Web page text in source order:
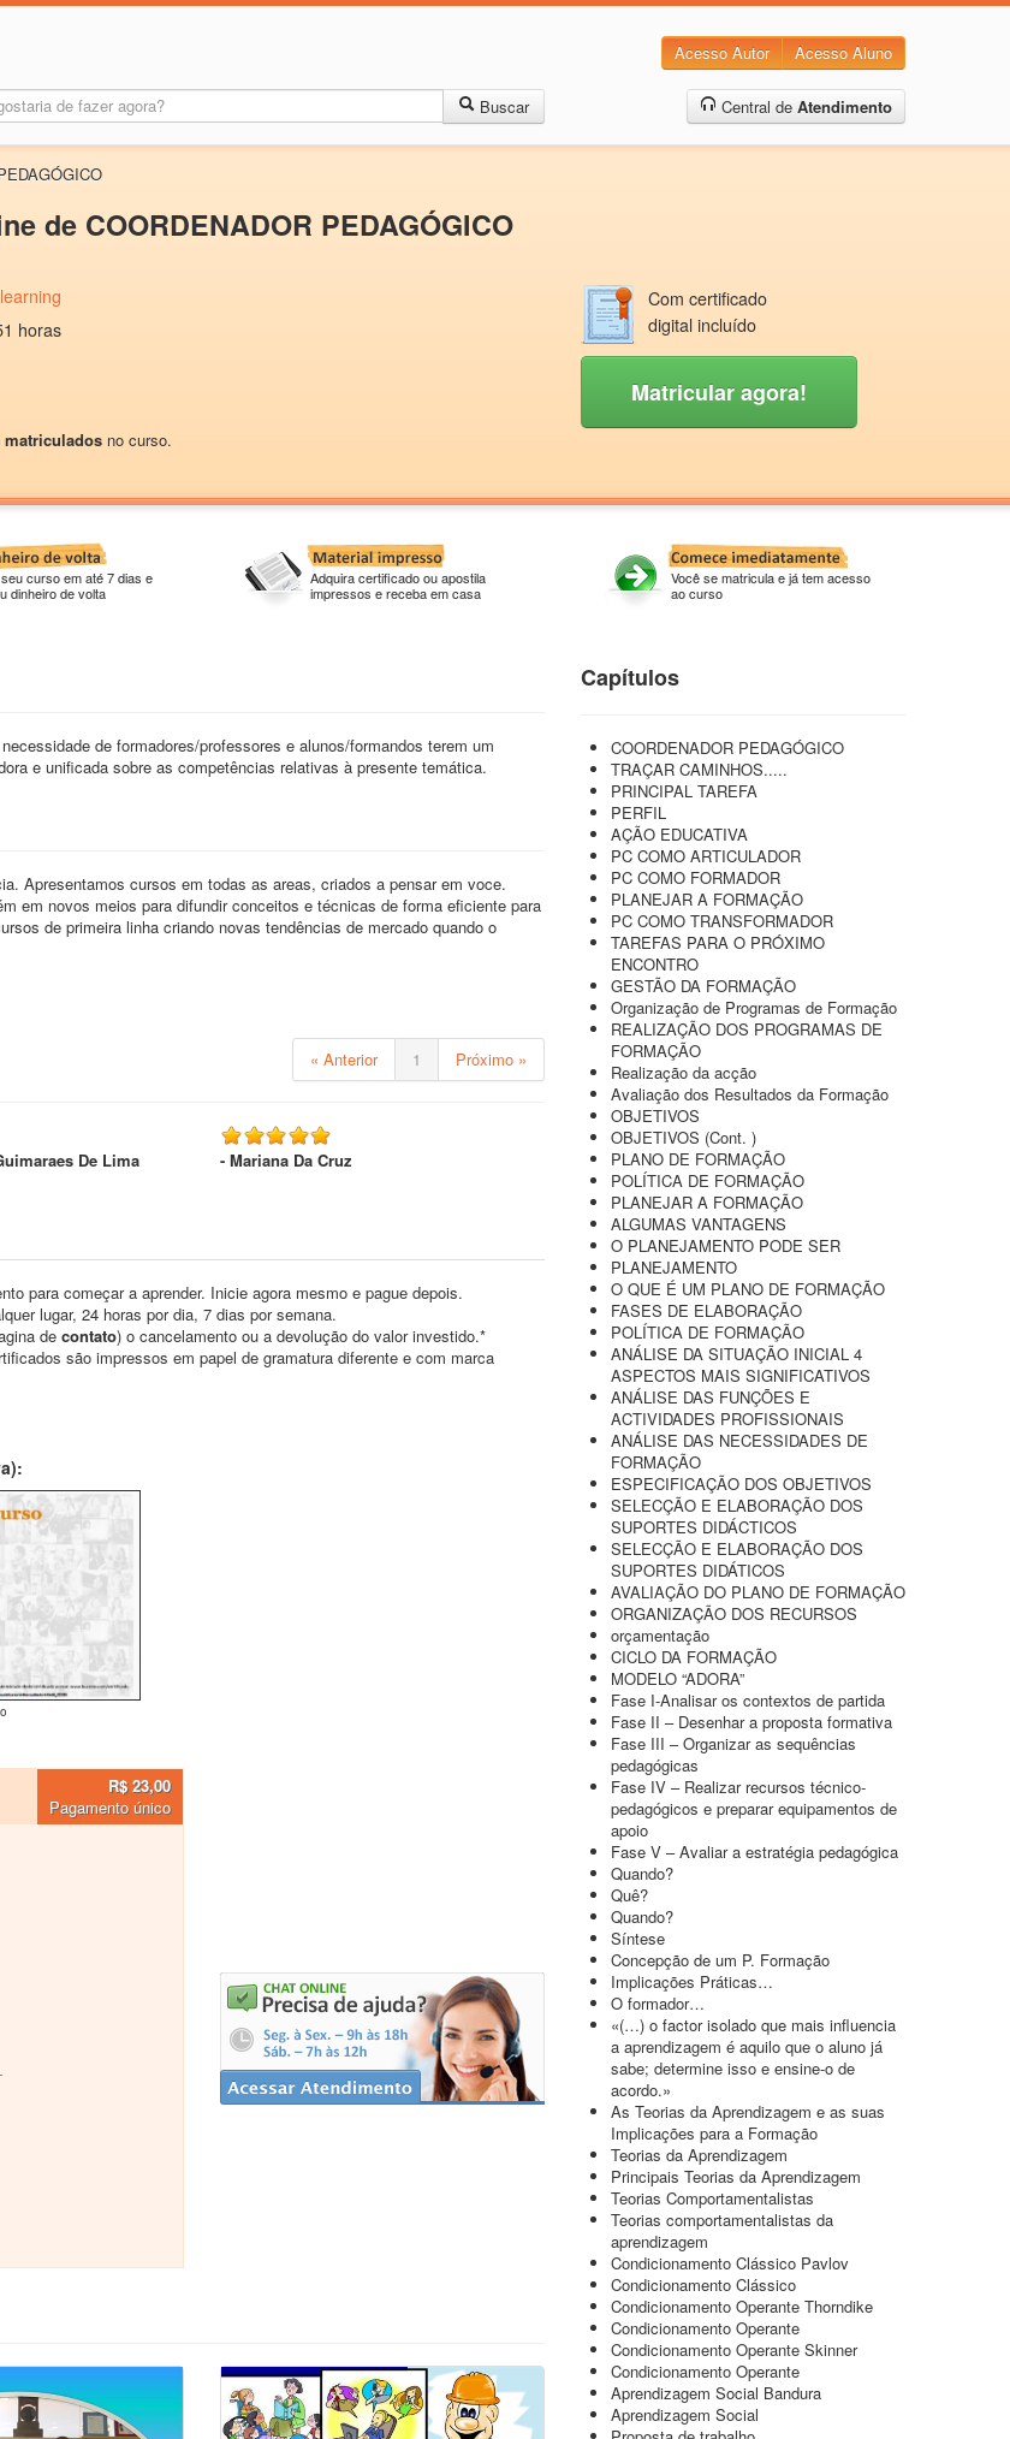
Acesso Autor Acesso Aluno
Buscar Central de Atendimento
de COORDENADOR PEDAGÓGICO
horas
matriculados no curso.
Com certificado
digital incluído
Matricular agora!
curso em até 7 dias e
dinheiro de volta
Adquira certificado ou apostila
impressos e receba em casa
Você se matricula e já tem acesso
ao curso
de formadores/professores e alunos/formandos terem um
e unificada sobre as competências relativas à presente temática.
Apresentamos cursos em todas as areas, criados a pensar em voce.
em novos meios para difundir conceitos e técnicas de forma eficiente para
de primeira linha criando novas tendências de mercado quando o
« Anterior 1 Próximo »
De Lima - Mariana Da Cruz
para começar a aprender. Inicie agora mesmo e pague depois.
lugar, 24 horas por dia, 7 dias por semana.
de contato) o cancelamento ou a devolução do valor investido.*
são impressos em papel de gramatura diferente e com marca
R$ 23,00
Pagamento único
Capítulos
COORDENADOR PEDAGÓGICO
TRAÇAR CAMINHOS.....
PRINCIPAL TAREFA
PERFIL
AÇÃO EDUCATIVA
PC COMO ARTICULADOR
PC COMO FORMADOR
PLANEJAR A FORMAÇÃO
PC COMO TRANSFORMADOR
TAREFAS PARA O PRÓXIMO
ENCONTRO
GESTÃO DA FORMAÇÃO
Organização de Programas de Formação
REALIZAÇÃO DOS PROGRAMAS DE
FORMAÇÃO
Realização da acção
Avaliação dos Resultados da Formação
OBJETIVOS
OBJETIVOS (Cont. )
PLANO DE FORMAÇÃO
POLÍTICA DE FORMAÇÃO
PLANEJAR A FORMAÇÃO
ALGUMAS VANTAGENS
O PLANEJAMENTO PODE SER
PLANEJAMENTO
O QUE É UM PLANO DE FORMAÇÃO
FASES DE ELABORAÇÃO
POLÍTICA DE FORMAÇÃO
ANÁLISE DA SITUAÇÃO INICIAL 4
ASPECTOS MAIS SIGNIFICATIVOS
ANÁLISE DAS FUNÇÕES E
ACTIVIDADES PROFISSIONAIS
ANÁLISE DAS NECESSIDADES DE
FORMAÇÃO
ESPECIFICAÇÃO DOS OBJETIVOS
SELECÇÃO E ELABORAÇÃO DOS
SUPORTES DIDÁCTICOS
SELECÇÃO E ELABORAÇÃO DOS
SUPORTES DIDÁTICOS
AVALIAÇÃO DO PLANO DE FORMAÇÃO
ORGANIZAÇÃO DOS RECURSOS
orçamentação
CICLO DA FORMAÇÃO
MODELO “ADORA”
Fase I-Analisar os contextos de partida
Fase II – Desenhar a proposta formativa
Fase III – Organizar as sequências
pedagógicas
Fase IV – Realizar recursos técnico-
pedagógicos e preparar equipamentos de
apoio
Fase V – Avaliar a estratégia pedagógica
Quando?
Quê?
Quando?
Síntese
Concepção de um P. Formação
Implicações Práticas…
O formador…
«(…) o factor isolado que mais influencia
a aprendizagem é aquilo que o aluno já
sabe; determine isso e ensine-o de
acordo.»
As Teorias da Aprendizagem e as suas
Implicações para a Formação
Teorias da Aprendizagem
Principais Teorias da Aprendizagem
Teorias Comportamentalistas
Teorias comportamentalistas da
aprendizagem
Condicionamento Clássico Pavlov
Condicionamento Clássico
Condicionamento Operante Thorndike
Condicionamento Operante
Condicionamento Operante Skinner
Condicionamento Operante
Aprendizagem Social Bandura
Aprendizagem Social